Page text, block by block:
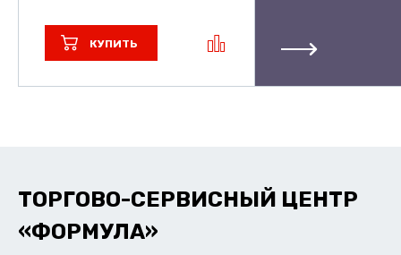
КУПИТЬ
ТОРГОВО-СЕРВИСНЫЙ ЦЕНТР
«ФОРМУЛА»